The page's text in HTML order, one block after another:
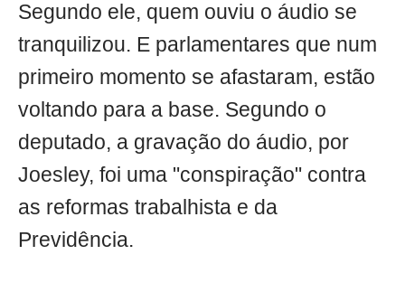
Segundo ele, quem ouviu o áudio se
tranquilizou. E parlamentares que num
primeiro momento se afastaram, estão
voltando para a base. Segundo o
deputado, a gravação do áudio, por
Joesley, foi uma "conspiração" contra
as reformas trabalhista e da
Previdência.